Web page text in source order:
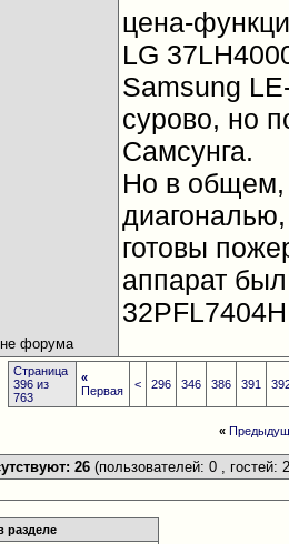
цена-
LG
Samsung
сурово, но
Самсунга.
Но в общем,
готовы
аппарат
32PFL7404H
Страница
396 из
763
«
Первая
< 296 346 386 391
«
26 (пользователей: 0 , гостей:
разделе